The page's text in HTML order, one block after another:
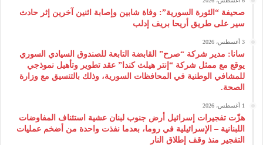
صحيفة “الثورة السورية”: وفاة شابين وإصابة اثنين آخرين إثر حادث
سير على طريق أريحا بريف إدلب
3 أغسطس، 2026
سانا: مدير شركة “صرح” القابضة التابعة للصندوق السيادي السوري
يوقع مع ممثل شركة “إنتر هيلث كندا” عقد تطوير وتأهيل نموذجي
للمشافي الوطنية في المحافظات السورية، وذلك بالتنسيق مع وزارة
الصحة.
1 أغسطس، 2026
هزّت تفجيرات إسرائيل أرض جنوب لبنان عشية استئناف المفاوضات
اللبنانية – الإسرائيلية في روما، بعدما نفذت واحدة من أضخم عمليات
التفجير منذ وقف إطلاق النار